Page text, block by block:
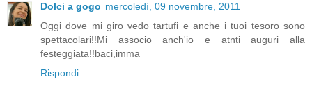
Dolci a gogo mercoledì, 09 novembre, 2011
Oggi dove mi giro vedo tartufi e anche i tuoi tesoro sono
spettacolari!!Mi associo anch'io e atnti auguri alla
festeggiata!!baci,imma
Rispondi